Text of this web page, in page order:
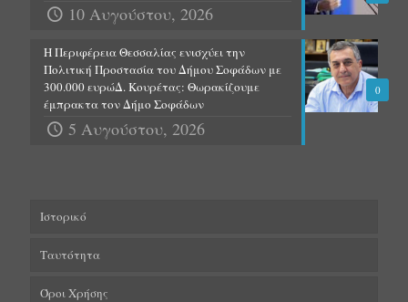
10 Αυγούστου, 2026
0
Η Περιφέρεια Θεσσαλίας ενισχύει την
Πολιτική Προστασία του Δήμου Σοφάδων με
300.000 ευρώΔ. Κουρέτας: Θωρακίζουμε
έμπρακτα τον Δήμο Σοφάδων
5 Αυγούστου, 2026
Ιστορικό
Ταυτότητα
Όροι Χρήσης